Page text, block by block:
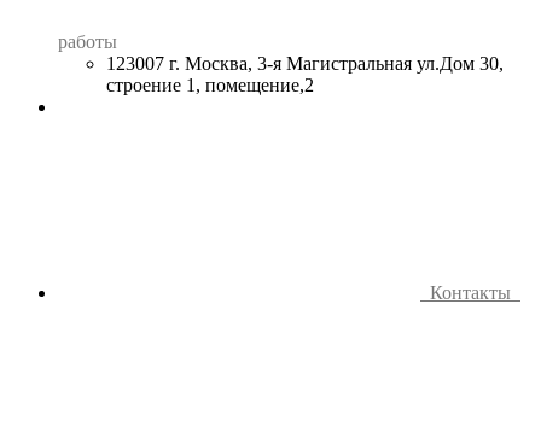
работы
123007 г. Москва, 3-я Магистральная ул.Дом 30,
строение 1, помещение,2
Контакты